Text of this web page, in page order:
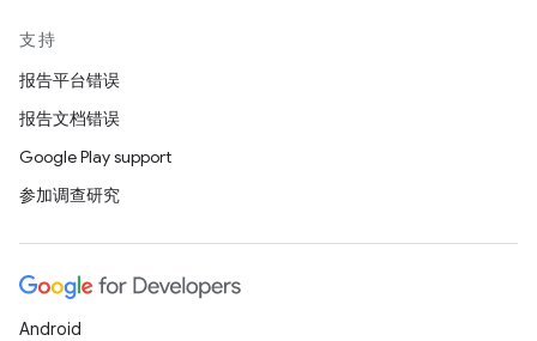
支持
报告平台错误
报告文档错误
Google Play support
参加调查研究
Android